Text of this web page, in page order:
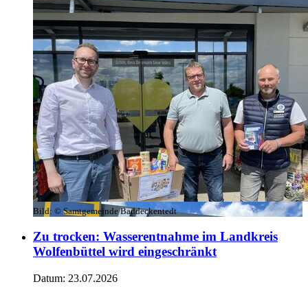
Bild: © Samtgemeinde Baddeckentedt
Zu trocken: Wasserentnahme im Landkreis
Wolfenbüttel wird eingeschränkt
Datum: 23.07.2026